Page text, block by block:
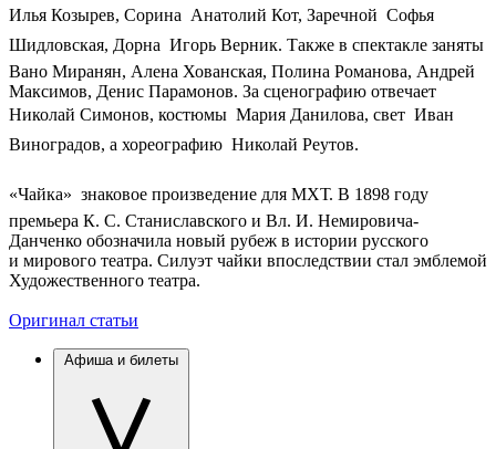
Илья Козырев, Сорина  Анатолий Кот, Заречной  Софья
Шидловская, Дорна  Игорь Верник. Также в спектакле заняты
Вано Миранян, Алена Хованская, Полина Романова, Андрей
Максимов, Денис Парамонов. За сценографию отвечает
Николай Симонов, костюмы  Мария Данилова, свет  Иван
Виноградов, а хореографию  Николай Реутов.
«Чайка»  знаковое произведение для МХТ. В 1898 году
премьера К. С. Станиславского и Вл. И. Немировича-
Данченко обозначила новый рубеж в истории русского
и мирового театра. Силуэт чайки впоследствии стал эмблемой
Художественного театра.
Оригинал статьи
Афиша и билеты